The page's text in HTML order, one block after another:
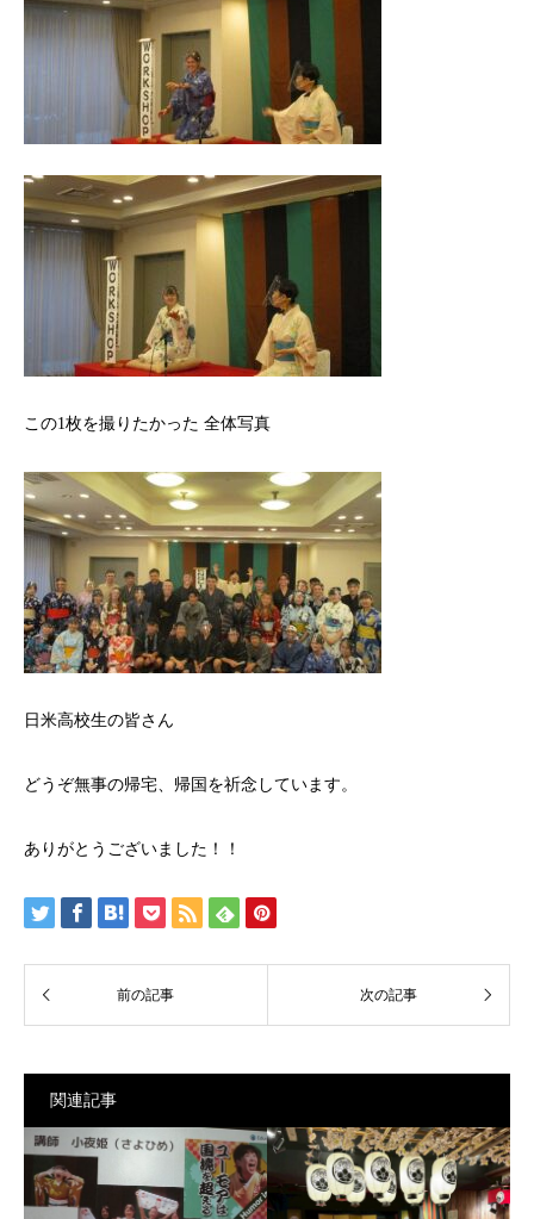
この1枚を撮りたかった 全体写真
日米高校生の皆さん
どうぞ無事の帰宅、帰国を祈念しています。
ありがとうございました！！
関連記事